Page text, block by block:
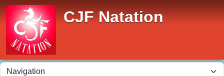
CJF Natation
Panneau de gestion des cookies